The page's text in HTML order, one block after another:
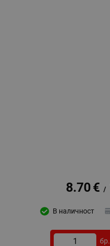
8.70 € /
В наличност
бр.